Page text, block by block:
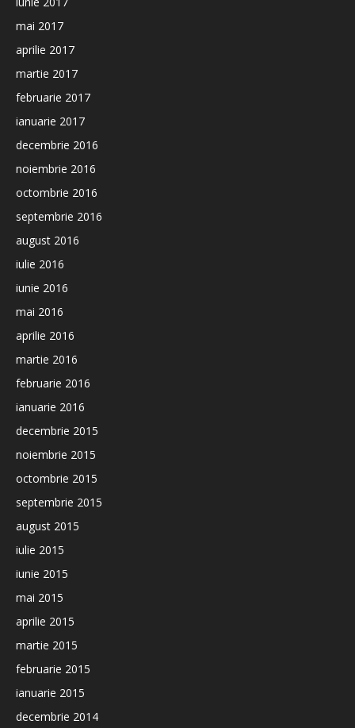
mai 2017
aprilie 2017
martie 2017
februarie 2017
ianuarie 2017
decembrie 2016
noiembrie 2016
octombrie 2016
septembrie 2016
august 2016
iulie 2016
iunie 2016
mai 2016
aprilie 2016
martie 2016
februarie 2016
ianuarie 2016
decembrie 2015
noiembrie 2015
octombrie 2015
septembrie 2015
august 2015
iulie 2015
iunie 2015
mai 2015
aprilie 2015
martie 2015
februarie 2015
ianuarie 2015
decembrie 2014